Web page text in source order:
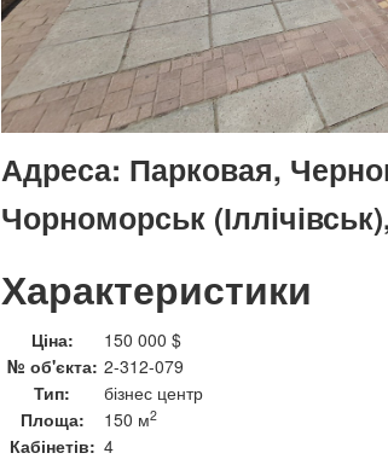
Адреса: Парковая,
Чорноморськ
Характеристики
Ціна:
150 000 $
№ об'єкта: 2-312-079
Тип:
бізнес центр
Площа:
150 м2
Кабінетів: 4